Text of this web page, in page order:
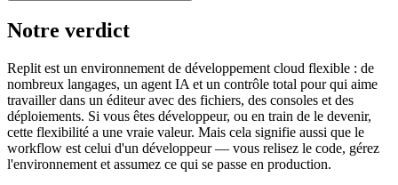
Notre verdict
Replit est un environnement de développement cloud flexible : de
nombreux langages, un agent IA et un contrôle total pour qui aime
travailler dans un éditeur avec des fichiers, des consoles et des
déploiements. Si vous êtes développeur, ou en train de le devenir,
cette flexibilité a une vraie valeur. Mais cela signifie aussi que le
workflow est celui d'un développeur — vous relisez le code, gérez
l'environnement et assumez ce qui se passe en production.